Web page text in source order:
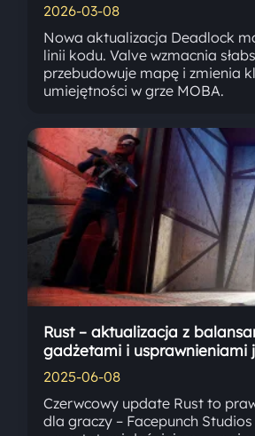
2026-03-08
Nowa aktualizacja Deadlock
linii kodu. Valve wzmacnia
przebudowuje mapę i zmienia
umiejętności w grze MOBA.
Rust – aktualizacja z
gadżetami i usprawnieniami
2025-06-08
Czerwcowy update Rust to
dla graczy – Facepunch Studios